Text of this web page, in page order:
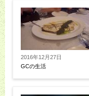
2016年12月27日
GCの生活